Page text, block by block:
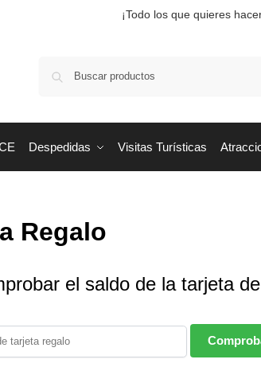
¡Todo los que quieres
Despedidas Visitas Turísticas
Regalo
el saldo de la tarjeta